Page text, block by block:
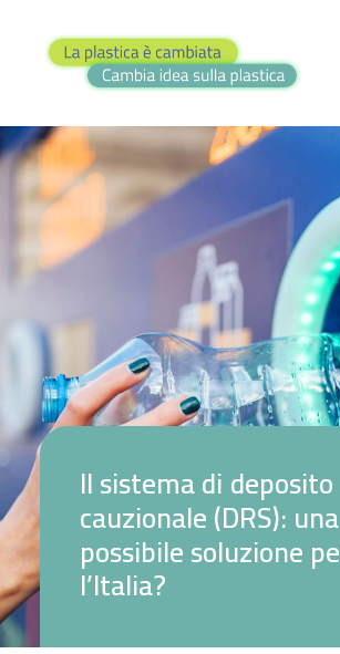
PROGETTI
TEATRO
RASSEGNA STAMPA
FAI IL QUIZ!
CONTATTI
Ilsistemadideposito
cauzionale(DRS):una
possibilesoluzionepe
l’Italia?